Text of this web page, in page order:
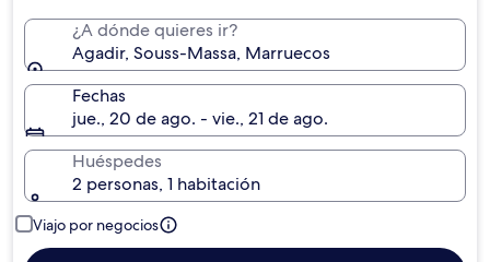
¿A dónde quieres ir?
Agadir, Souss-Massa, Marruecos
Fechas
jue., 20 de ago. - vie., 21 de ago.
Huéspedes
2 personas, 1 habitación
Viajo por negocios